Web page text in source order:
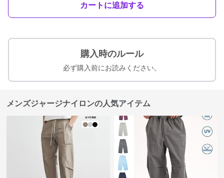
カートに追加する
購入時のルール
必ず購入前にお読みください。
メンズジャージナイロンの人気アイテム